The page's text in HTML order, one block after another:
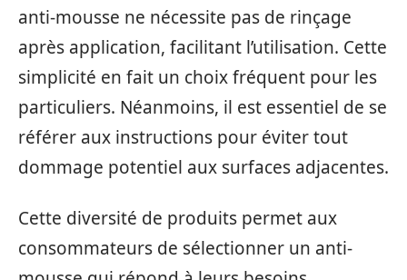
anti-mousse ne nécessite pas de rinçage
après application, facilitant l’utilisation. Cette
simplicité en fait un choix fréquent pour les
particuliers. Néanmoins, il est essentiel de se
référer aux instructions pour éviter tout
dommage potentiel aux surfaces adjacentes.
Cette diversité de produits permet aux
consommateurs de sélectionner un anti-